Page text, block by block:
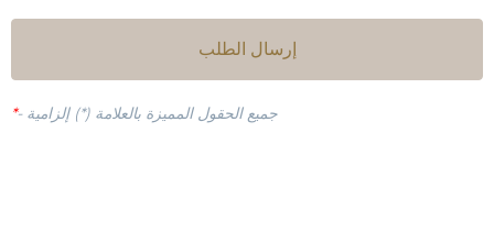
إرسال الطلب
*- جميع الحقول المميزة بالعلامة (*) إلزامية